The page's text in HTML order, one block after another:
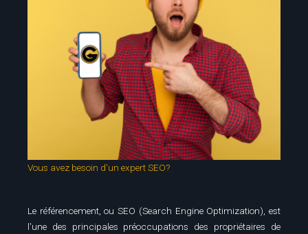
Vous avez besoin d'un expert SEO?
Le référencement, ou SEO (Search Engine Optimization), est
l'une des principales préoccupations des propriétaires de